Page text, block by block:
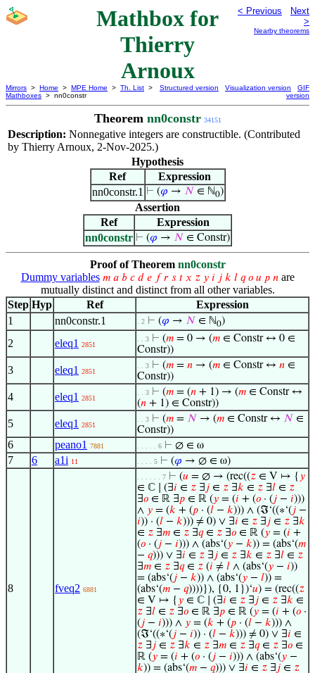
Mathbox for
Thierry
Arnoux
< Previous
Next
>
Nearby theorems
Mirrors > Home > MPE Home > Th. List >
Mathboxes > nn0constr
Structured version Visualization version
GIF
version
Theorem nn0constr 34151
Description: Nonnegative integers are constructible. (Contributed
by Thierry Arnoux, 2-Nov-2025.)
Hypothesis
Ref
Expression
nn0constr.1 ⊢ (𝜑 → 𝑁 ∈ ℕ0)
Assertion
Ref
Expression
nn0constr ⊢ (𝜑 → 𝑁 ∈ Constr)
Proof of Theorem nn0constr
Dummy variables 𝑚 𝑎 𝑏 𝑐 𝑑 𝑒 𝑓 𝑟 𝑠 𝑡 𝑥 𝑧 𝑦 𝑖 𝑗 𝑘 𝑙 𝑞 𝑜 𝑢 𝑝 𝑛are
mutually distinct and distinct from all other variables.
Step Hyp Ref
Expression
1
nn0constr.1 . 2 ⊢ (𝜑 → 𝑁 ∈ ℕ0)
2 eleq1 2851
. . 3 ⊢ (𝑚 = 0 → (𝑚 ∈ Constr ↔ 0 ∈
Constr))
3 eleq1 2851
. . 3 ⊢ (𝑚 = 𝑛 → (𝑚 ∈ Constr ↔ 𝑛 ∈
Constr))
4 eleq1 2851
. . 3 ⊢ (𝑚 = (𝑛 + 1) → (𝑚 ∈ Constr ↔
(𝑛 + 1) ∈ Constr))
5 eleq1 2851
. . 3 ⊢ (𝑚 = 𝑁 → (𝑚 ∈ Constr ↔ 𝑁 ∈
Constr))
6 peano1 7881 . . . . . 6 ⊢ ∅ ∈ ω
7 6 a1i 11 . . . . 5 ⊢ (𝜑 → ∅ ∈ ω)
8 fveq2 6881
. . . . . . 7 ⊢ (𝑢 = ∅ → (rec((𝑧 ∈ V ↦ { 𝑦
∈ ℂ ∣ (∃𝑖 ∈ 𝑧 ∃ 𝑗 ∈ 𝑧 ∃𝑘 ∈ 𝑧 ∃𝑙 ∈ 𝑧
∃𝑜 ∈ ℝ ∃𝑝 ∈ ℝ (𝑦 = (𝑖 + (𝑜 · (𝑗 − 𝑖)))
∧ 𝑦 = (𝑘 + (𝑝 · (𝑙 − 𝑘))) ∧ (ℑ‘((∗‘(𝑗 −
𝑖)) · (𝑙 − 𝑘))) ≠ 0) ∨ ∃𝑖 ∈ 𝑧 ∃ 𝑗 ∈ 𝑧 ∃𝑘
∈ 𝑧 ∃𝑚 ∈ 𝑧 ∃𝑞∈ 𝑧 ∃𝑜 ∈ ℝ (𝑦 = (𝑖 +
(𝑜 · (𝑗 − 𝑖))) ∧ (abs‘(𝑦 − 𝑘)) = (abs‘(𝑚
− 𝑞))) ∨ ∃𝑖 ∈ 𝑧 ∃ 𝑗 ∈ 𝑧 ∃𝑘 ∈ 𝑧 ∃𝑙 ∈ 𝑧
∃𝑚 ∈ 𝑧 ∃𝑞∈ 𝑧 (𝑖 ≠ 𝑙 ∧ (abs‘(𝑦 − 𝑖))
= (abs‘(𝑗 − 𝑘)) ∧ (abs‘(𝑦 − 𝑙)) =
(abs‘(𝑚 − 𝑞))))}), {0, 1})‘𝑢) = (rec((𝑧
∈ V ↦ { 𝑦 ∈ ℂ ∣ (∃𝑖 ∈ 𝑧 ∃ 𝑗 ∈ 𝑧 ∃𝑘 ∈
𝑧 ∃𝑙 ∈ 𝑧 ∃𝑜 ∈ ℝ ∃𝑝 ∈ ℝ (𝑦 = (𝑖 + (𝑜 ·
(𝑗 − 𝑖))) ∧ 𝑦 = (𝑘 + (𝑝 · (𝑙 − 𝑘))) ∧
(ℑ‘((∗‘(𝑗 − 𝑖)) · (𝑙 − 𝑘))) ≠ 0) ∨ ∃𝑖 ∈
𝑧 ∃ 𝑗 ∈ 𝑧 ∃𝑘 ∈ 𝑧 ∃𝑚 ∈ 𝑧 ∃𝑞∈ 𝑧 ∃𝑜 ∈
ℝ (𝑦 = (𝑖 + (𝑜 · (𝑗 − 𝑖))) ∧ (abs‘(𝑦 −
𝑘)) = (abs‘(𝑚 − 𝑞))) ∨ ∃𝑖 ∈ 𝑧 ∃ 𝑗 ∈ 𝑧